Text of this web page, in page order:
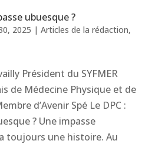
ubuesque ?
2025 | Articles de la rédaction,
Président du SYFMER
de Médecine Physique et de
d’Avenir Spé Le DPC :
? Une impasse
toujours une histoire. Au